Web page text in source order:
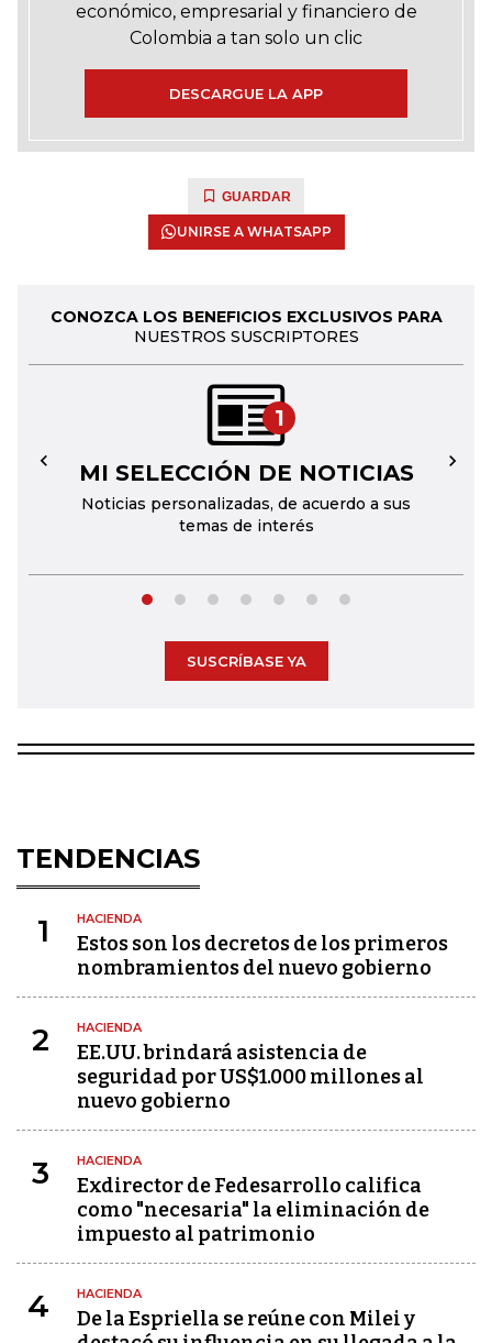
económico, empresarial y financiero de
Colombia a tan solo un clic
DESCARGUE LA APP
GUARDAR
UNIRSE A WHATSAPP
CONOZCA LOS BENEFICIOS EXCLUSIVOS PARA
NUESTROS SUSCRIPTORES
1
MI SELECCIÓN DE NOTICIAS
Noticias personalizadas, de acuerdo a sus
temas de interés
← →
SUSCRÍBASE YA
TENDENCIAS
1 HACIENDA
Estos son los decretos de los primeros
nombramientos del nuevo gobierno
2 HACIENDA
EE.UU. brindará asistencia de
seguridad por US$1.000 millones al
nuevo gobierno
3 HACIENDA
Exdirector de Fedesarrollo califica
como "necesaria" la eliminación de
impuesto al patrimonio
4 HACIENDA
De la Espriella se reúne con Milei y